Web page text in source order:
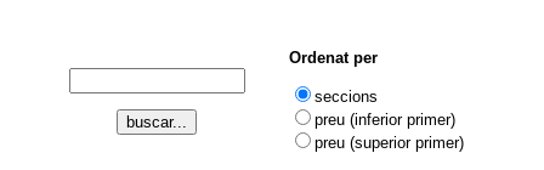
Ordenat per
seccions
preu (inferior primer)
preu (superior primer)